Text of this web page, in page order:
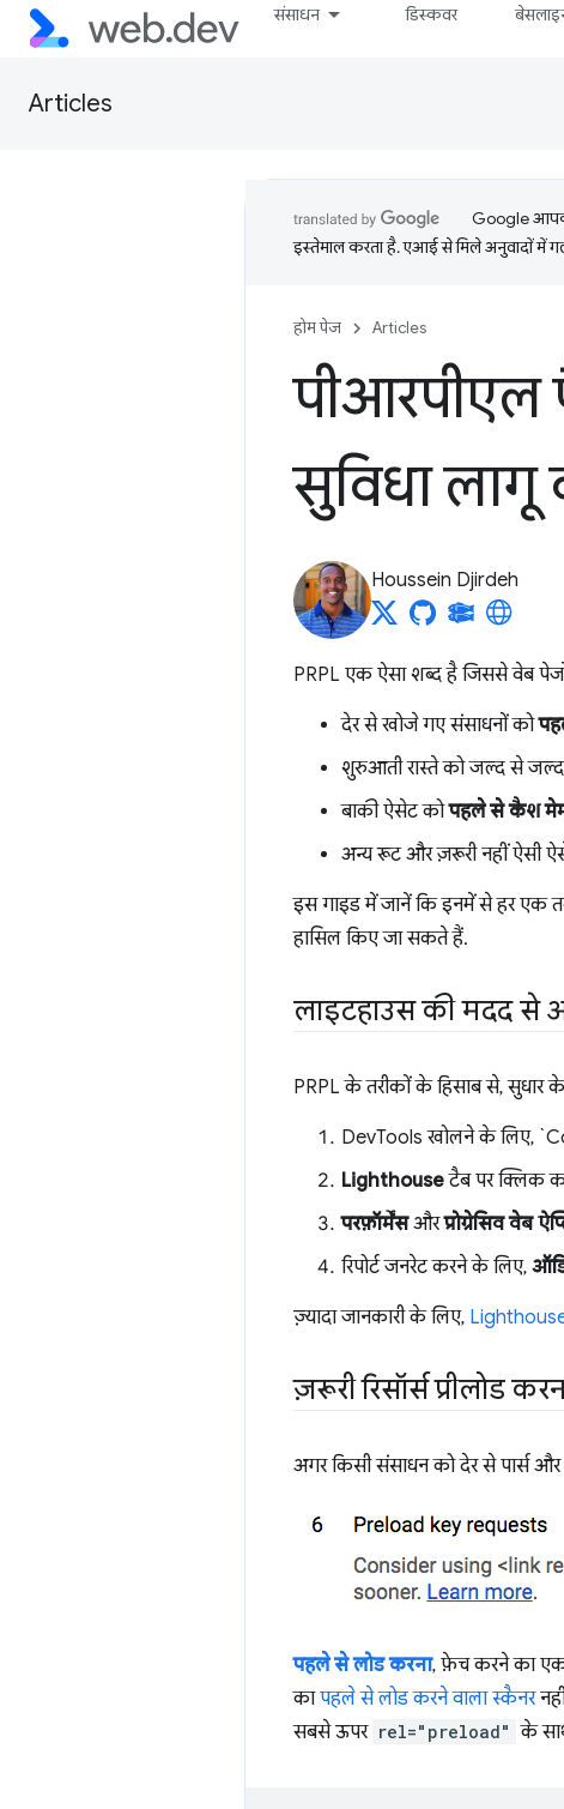
संसाधन डिस्कवर
Articles
Google
इस्तेमाल करता है. एआई से मिले अनुवादों में
होम पेज Articles
पीआरपीएल
सुविधा लागू
Houssein Djirdeh
PRPL एक ऐसा शब्द है जिससे वेब
देर से खोजे गए संसाधनों को
शुरुआती रास्ते को जल्द से जल्द
बाकी ऐसेट कोपहले से कैश
अन्य रूट और ज़रूरी नहीं ऐसी
इस गाइड में जानें कि इनमें से हर एक
हासिल किए जा सकते हैं.
लाइटहाउस की मदद से
PRPL के तरीकों के हिसाब से,
DevTools खोलने के लिए,
Lighthouseटैब पर क्लिक
परफ़ॉर्मेंसऔरप्रोग्रेसिव वेब
रिपोर्ट जनरेट करने के लिए,
ज़्यादा जानकारी के लिए,
ज़रूरी रिसॉर्स प्रीलोड
अगर किसी संसाधन को देर से पार्स
पहले से लोड करना, फ़ेच करने का एक
कापहले से लोड करने वाला स्कैनर
सबसे ऊपर rel="preload" के